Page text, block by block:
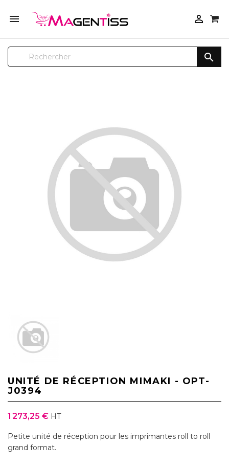
 

UNITÉ DE RÉCEPTION MIMAKI - OPT-
J0394
1 273,25 € HT
Petite unité de réception pour les imprimantes roll to roll
grand format.